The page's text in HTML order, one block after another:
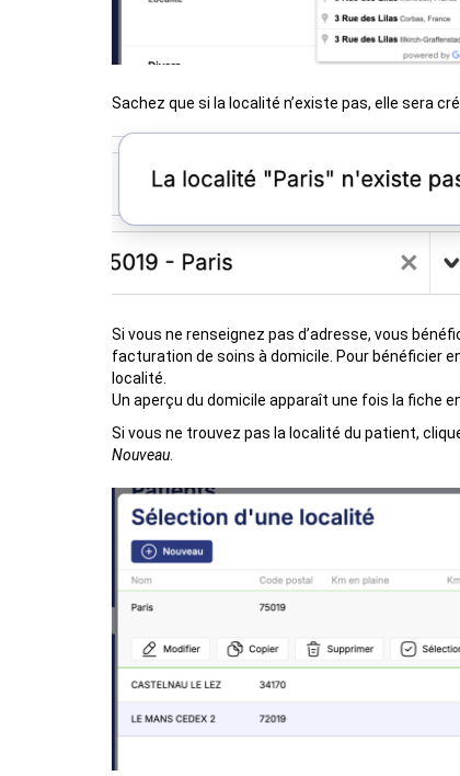
Sachez que si la localité n’existe pas, elle sera
Si vous ne renseignez pas d’adresse, vous
facturation de soins à domicile. Pour bénéficier
localité.
Un aperçu du domicile apparaît une fois la fiche
Si vous ne trouvez pas la localité du patient,
Nouveau